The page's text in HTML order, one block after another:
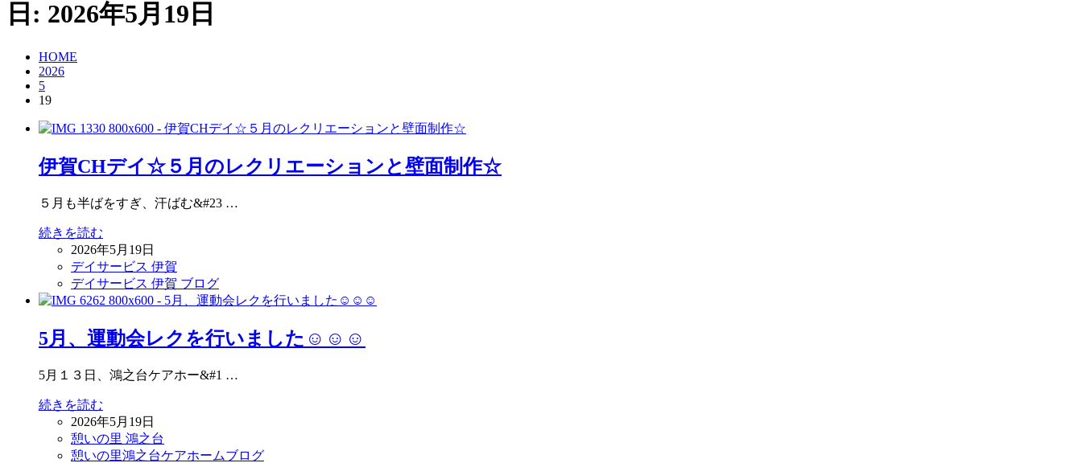
日: 2026年5月19日
HOME
2026
5
19
伊賀CHデイ☆５月のレクリエーションと壁面制作☆
５月も半ばをすぎ、汗ばむ&#23 …
続きを読む
2026年5月19日
デイサービス 伊賀
デイサービス 伊賀 ブログ
5月、運動会レクを行いました☺☺☺
5月１３日、鴻之台ケアホー&#1 …
続きを読む
2026年5月19日
憩いの里 鴻之台
憩いの里鴻之台ケアホームブログ